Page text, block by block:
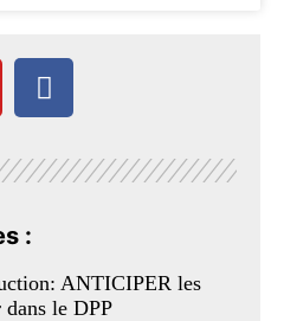
:
ANTICIPER les
le DPP